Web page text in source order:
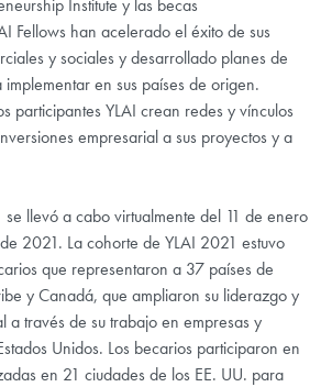
Institute y las becas
Fellows han acelerado el éxito de sus
y sociales y desarrollado planes de
en sus países de origen.
participantes YLAI crean redes y vínculos
empresarial a sus proyectos y a
llevó a cabo virtualmente del 11 de enero
2021. La cohorte de YLAI 2021 estuvo
que representaron a 37 países de
y Canadá, que ampliaron su liderazgo y
a través de su trabajo en empresas y
Unidos. Los becarios participaron en
en 21 ciudades de los EE. UU. para